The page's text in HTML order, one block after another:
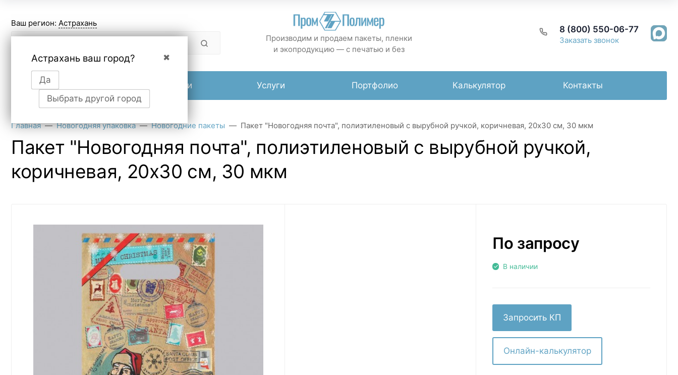
Ваш регион: Астрахань
✖
Астрахань ваш город?
Да
Выбрать другой город
Производим и продаем пакеты, пленки
и экопродукцию — с печатью и без
8 (800) 550-06-77
Заказать звонок
Продукция О компании Услуги Портфолио Калькулятор Контакты
Главная Новогодняя упаковка Новогодние пакеты Пакет "Новогодняя почта", полиэтиленовый с вырубной ручкой, коричневая, 20х30 см, 30 мкм
Пакет "Новогодняя почта", полиэтиленовый с вырубной ручкой,
коричневая, 20х30 см, 30 мкм
По запросу
В наличии
Запросить КП
Онлайн-калькулятор